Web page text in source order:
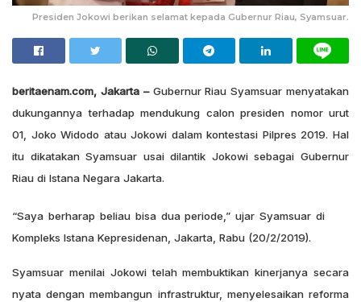
Presiden Jokowi berikan selamat kepada Gubernur Riau, Syamsuar.
beritaenam.com, Jakarta –Gubernur Riau Syamsuar menyatakan
dukungannya terhadap mendukung calon presiden nomor urut
01, Joko Widodo atau Jokowi dalam kontestasi Pilpres 2019. Hal
itu dikatakan Syamsuar usai dilantik Jokowi sebagai Gubernur
Riau di Istana Negara Jakarta.
“Saya berharap beliau bisa dua periode,” ujar Syamsuar di
Kompleks Istana Kepresidenan, Jakarta, Rabu (20/2/2019).
Syamsuar menilai Jokowi telah membuktikan kinerjanya secara
nyata dengan membangun infrastruktur, menyelesaikan reforma